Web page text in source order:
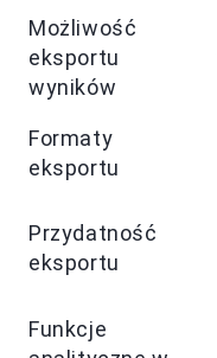
Możliwość
eksportu
wyników
Formaty
eksportu
Przydatność
eksportu
Funkcje